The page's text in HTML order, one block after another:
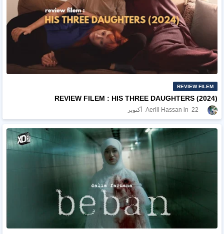
REVIEW FILEM
REVIEW FILEM : HIS THREE DAUGHTERS (2024)
Aerill Hassan 22 أكتوبر